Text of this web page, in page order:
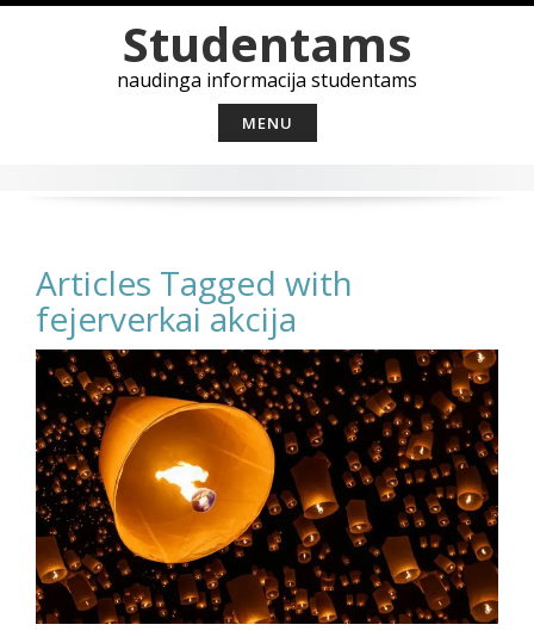
Studentams
naudinga informacija studentams
MENU
Articles Tagged with
fejerverkai akcija